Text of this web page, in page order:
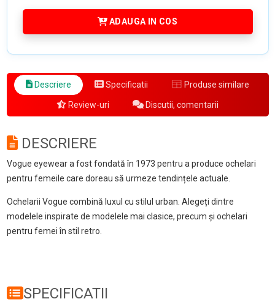
ADAUGA IN COS
Descriere Specificatii Produse similare
Review-uri Discutii, comentarii
DESCRIERE
Vogue eyewear a fost fondată în 1973 pentru a produce ochelari
pentru femeile care doreau să urmeze tendințele actuale.
Ochelarii Vogue combină luxul cu stilul urban. Alegeți dintre
modelele inspirate de modelele mai clasice, precum și ochelari
pentru femei în stil retro.
SPECIFICATII